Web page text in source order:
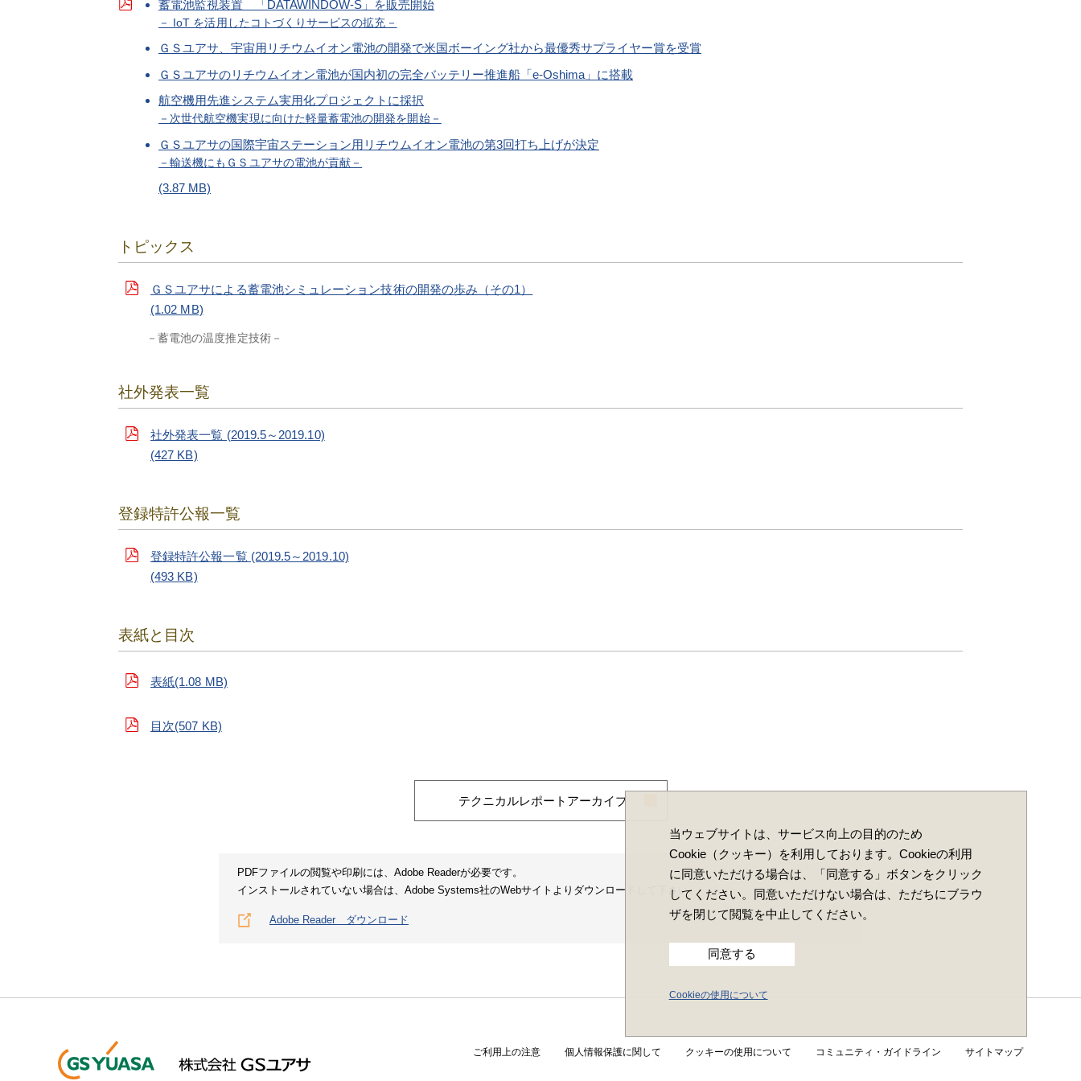
当ウェブサイトは、サービス向上の目的のため
Cookie（クッキー）を利用しております。Cookieの利用
に同意いただける場合は、「同意する」ボタンをクリック
してください。同意いただけない場合は、ただちにブラウ
ザを閉じて閲覧を中止してください。
同意する
Cookieの使用について
蓄電池監視装置 「DATAWINDOW-S」を販売開始
－ IoT を活用したコトづくりサービスの拡充－
ＧＳユアサ、宇宙用リチウムイオン電池の開発で米国ボーイング社から最優秀サプライヤー賞を受賞
ＧＳユアサのリチウムイオン電池が国内初の完全バッテリー推進船「e-Oshima」に搭載
航空機用先進システム実用化プロジェクトに採択
－次世代航空機実現に向けた軽量蓄電池の開発を開始－
ＧＳユアサの国際宇宙ステーション用リチウムイオン電池の第3回打ち上げが決定
－輸送機にもＧＳユアサの電池が貢献－
(3.87 MB)
トピックス
ＧＳユアサによる蓄電池シミュレーション技術の開発の歩み（その1）
(1.02 MB)
－蓄電池の温度推定技術－
社外発表一覧
社外発表一覧 (2019.5～2019.10)
(427 KB)
登録特許公報一覧
登録特許公報一覧 (2019.5～2019.10)
(493 KB)
表紙と目次
表紙(1.08 MB)
目次(507 KB)
テクニカルレポートアーカイブ
PDFファイルの閲覧や印刷には、Adobe Readerが必要です。
インストールされていない場合は、Adobe Systems社のWebサイトよりダウンロードして下さい。
Adobe Reader ダウンロード
ご利用上の注意 個人情報保護に関して クッキーの使用について コミュニティ・ガイドライン サイトマップ